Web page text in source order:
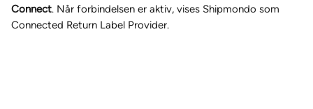
Connect. Når forbindelsen er aktiv, vises Shipmondo som
Connected Return Label Provider.